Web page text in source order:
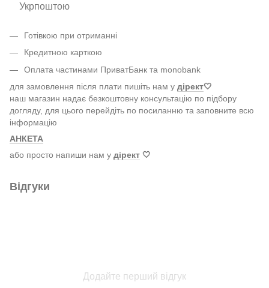
Укрпоштою
Готівкою при отриманні
Кредитною карткою
Оплата частинами ПриватБанк та monobank
для замовлення після плати пишіть нам у дірект🤍
наш магазин надає безкоштовну консультацію по підбору
догляду, для цього перейдіть по посиланню та заповните всю
інформацію
АНКЕТА
або просто напиши нам у дірект 🤍
Відгуки
Додайте перший відгук